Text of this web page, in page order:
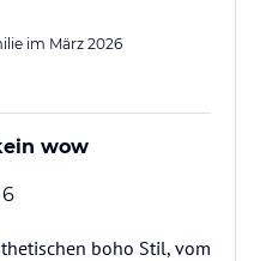
im März 2026
wow
boho Stil, vom